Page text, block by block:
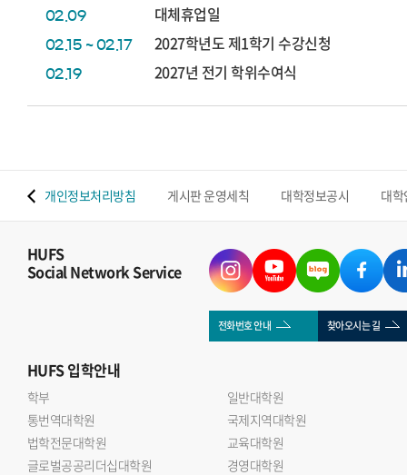
02.09 대체휴업일
02.15 ~ 02.17 2027학년도 제1학기 수강신청
02.19 2027년 전기 학위수여식
개인정보처리방침 게시판 운영세칙 대학정보공시 대
HUFS
Social Network Service
전화번호 안내 찾아오시는 길
HUFS입학안내
학부
일반대학원
통번역대학원
국제지역대학원
법학전문대학원
교육대학원
글로벌공공리더십대학원
경영대학원